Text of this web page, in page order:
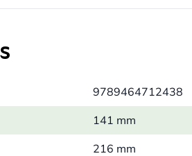
bioloog Hans Van Dyck
9789464712438
141 mm
216 mm